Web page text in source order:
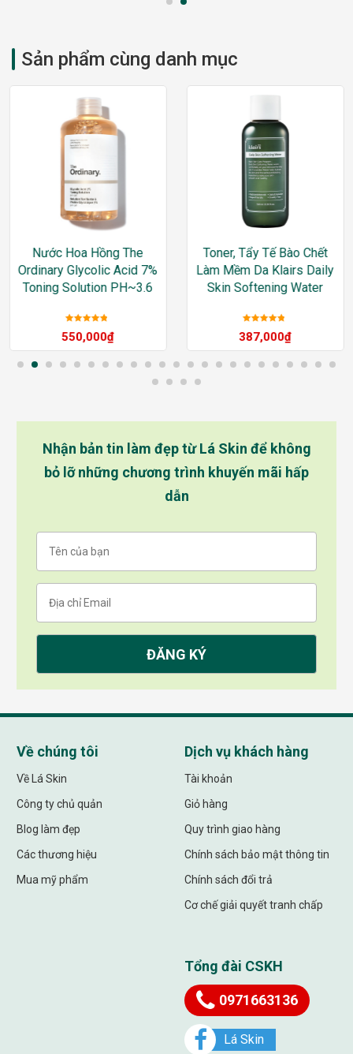
Sản phẩm cùng danh mục
Nước Hoa Hồng The
Ordinary Glycolic Acid 7%
Toning Solution PH~3.6
hạng5sao
550,000₫
Toner, Tẩy Tế Bào Chết
Làm Mềm Da Klairs Daily
Skin Softening Water
hạng5sao
387,000₫
Nhận bản tin làm đẹp từ Lá Skin để không
bỏ lỡ những chương trình khuyến mãi hấp
dẫn
Về chúng tôi
Về Lá Skin
Công ty chủ quản
Blog làm đẹp
Các thương hiệu
Mua mỹ phẩm
Dịch vụ khách hàng
Tài khoản
Giỏ hàng
Quy trình giao hàng
Chính sách bảo mật thông tin
Chính sách đổi trả
Cơ chế giải quyết tranh chấp
Tổng đài CSKH
0971663136
Lá Skin